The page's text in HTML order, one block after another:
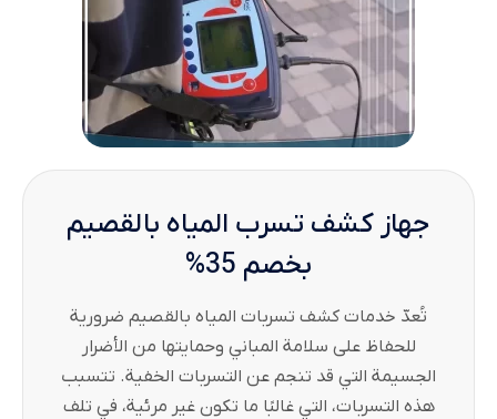
جهاز كشف تسرب المياه​ بالقصيم
بخصم 35%
تُعدّ خدمات كشف تسربات المياه بالقصيم ضرورية
للحفاظ على سلامة المباني وحمايتها من الأضرار
الجسيمة التي قد تنجم عن التسربات الخفية. تتسبب
هذه التسربات، التي غالبًا ما تكون غير مرئية، في تلف